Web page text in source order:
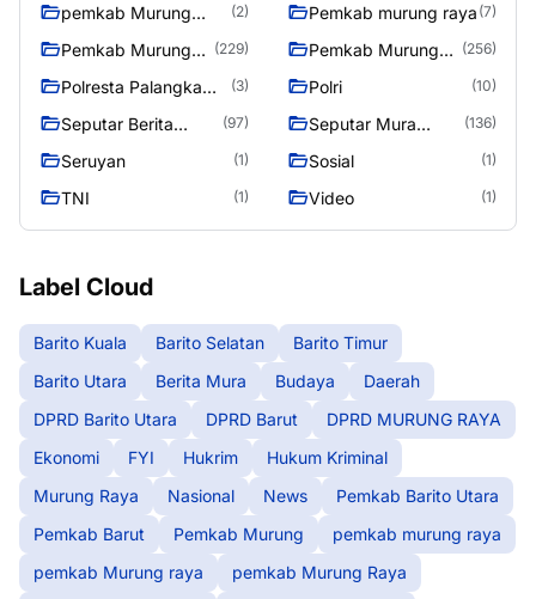
pemkab Murung
(2) Pemkab murung raya (7)
Pemkab Murung
(229)
Pemkab Murung
(256)
Polresta Palangka
(3) Polri (10)
Seputar Berita
(97)
Seputar Mura
(136)
Seruyan (1) Sosial (1)
TNI (1) Video (1)
Label Cloud
Barito Kuala Barito Selatan
Barito Timur
Barito Utara
Berita Mura Budaya
Daerah
DPRD Barito Utara
DPRD Barut
DPRD MURUNG RAYA
Ekonomi
FYI Hukrim
Hukum Kriminal
Murung Raya
Nasional News
Pemkab Barito Utara
Pemkab Barut
Pemkab Murung
pemkab murung raya
pemkab Murung raya
pemkab Murung Raya